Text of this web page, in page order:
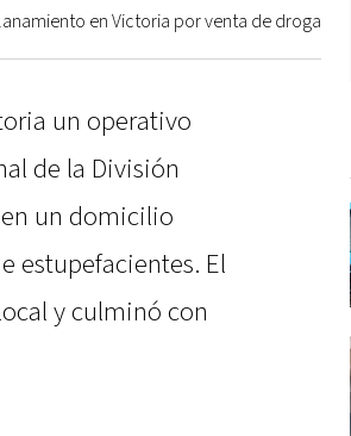
en Victoria por venta de droga
un operativo
de la División
un domicilio
estupefacientes. El
y culminó con